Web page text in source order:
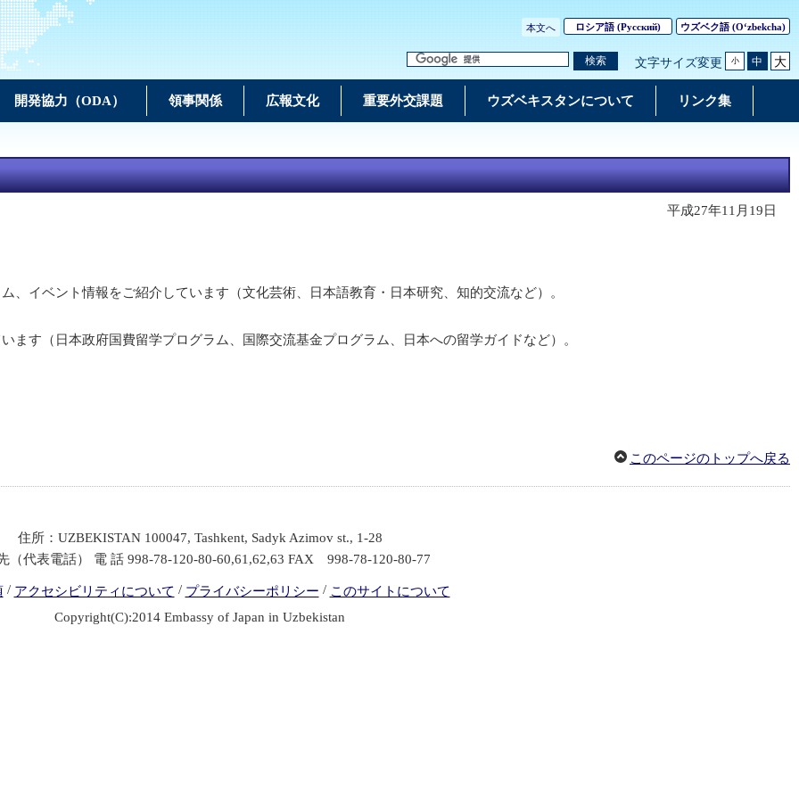
本文へ ロシア語 (Русский) ウズベク語 (Oʻzbekcha)
検索 文字サイズ変更 小 中 大
開発協力（ODA） 領事関係 広報文化 重要外交課題 ウズベキスタンについて リンク集
平成27年11月19日
、イベント情報をご紹介しています（文化芸術、日本語教育・日本研究、知的交流など）。
ます（日本政府国費留学プログラム、国際交流基金プログラム、日本への留学ガイドなど）。
このページのトップへ戻る
住所： UZBEKISTAN 100047, Tashkent, Sadyk Azimov st., 1-28
（代表電話） 電 話 998-78-120-80-60,61,62,63 FAX 998-78-120-80-77
/ アクセシビリティについて / プライバシーポリシー / このサイトについて
Copyright(C):2014 Embassy of Japan in Uzbekistan